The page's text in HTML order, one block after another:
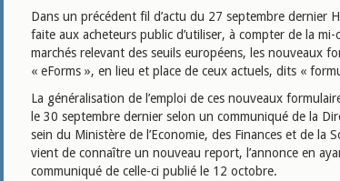
Dans un précédent fil d’actu du 27 septembre dernier
faite aux acheteurs public d’utiliser, à compter de la
marchés relevant des seuils européens, les nouveaux
« eForms », en lieu et place de ceux actuels, dits «
La généralisation de l’emploi de ces nouveaux
le 30 septembre dernier selon un communiqué de la
sein du Ministère de l’Economie, des Finances et de la
vient de connaître un nouveau report, l’annonce en
communiqué de celle-ci publié le 12 octobre.